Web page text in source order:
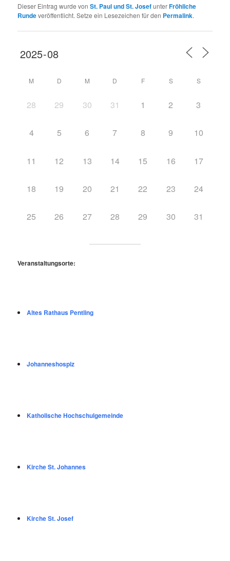
Dieser Eintrag wurde vonSt. Paul und St. JosefunterFröhliche
Rundeveröffentlicht. Setze ein Lesezeichen für den Permalink.
M D M D F S S
28 29 30 31 1 2 3
4 5 6 7 8 9 10
11 12 13 14 15 16 17
18 19 20 21 22 23 24
25 26 27 28 29 30 31
Veranstaltungsorte:
Altes Rathaus Pentling
Johanneshospiz
Katholische Hochschulgemeinde
Kirche St. Johannes
Kirche St. Josef